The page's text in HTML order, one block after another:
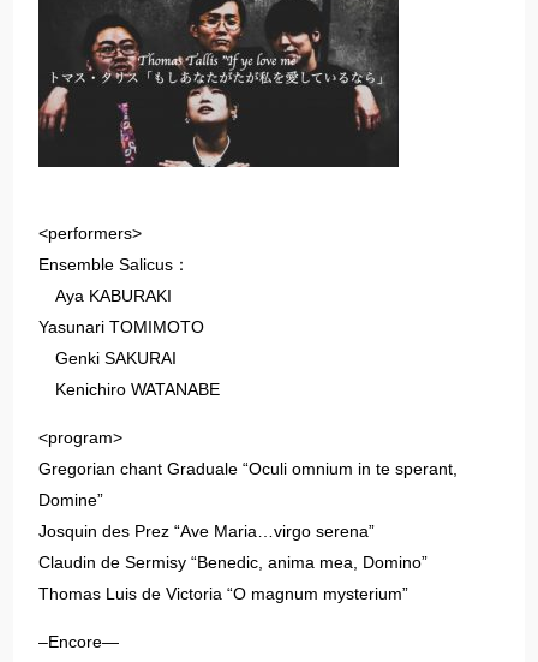
<performers>
Ensemble Salicus：
Aya KABURAKI
Yasunari TOMIMOTO
Genki SAKURAI
Kenichiro WATANABE
<program>
Gregorian chant Graduale “Oculi omnium in te sperant,
Domine”
Josquin des Prez “Ave Maria…virgo serena”
Claudin de Sermisy “Benedic, anima mea, Domino”
Thomas Luis de Victoria “O magnum mysterium”
–Encore—